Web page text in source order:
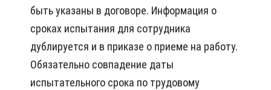
быть указаны в договоре. Информация о
сроках испытания для сотрудника
дублируется и в приказе о приеме на работу.
Обязательно совпадение даты
испытательного срока по трудовому